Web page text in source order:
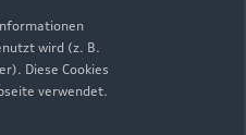
wird (z. B.
Diese Cookies
verwendet.